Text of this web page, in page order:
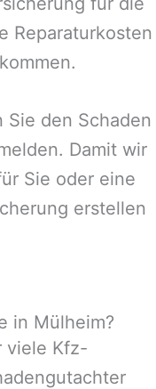
Reparaturkosten
Sie den Schaden
Damit wir
Sie oder eine
erstellen
in Mülheim?
viele Kfz-